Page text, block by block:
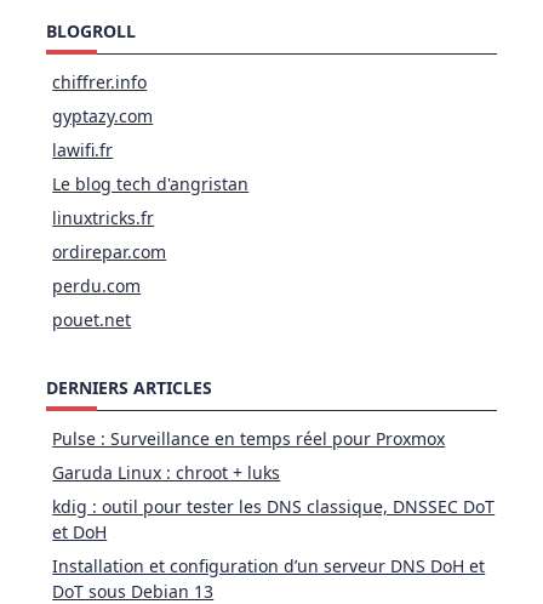
BLOGROLL
chiffrer.info
gyptazy.com
lawifi.fr
Le blog tech d'angristan
linuxtricks.fr
ordirepar.com
perdu.com
pouet.net
DERNIERS ARTICLES
Pulse : Surveillance en temps réel pour Proxmox
Garuda Linux : chroot + luks
kdig : outil pour tester les DNS classique, DNSSEC DoT
et DoH
Installation et configuration d’un serveur DNS DoH et
DoT sous Debian 13